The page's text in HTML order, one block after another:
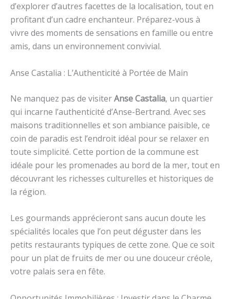
d’explorer d’autres facettes de la localisation, tout en
profitant d’un cadre enchanteur. Préparez-vous à
vivre des moments de sensations en famille ou entre
amis, dans un environnement convivial.
Anse Castalia : L’Authenticité à Portée de Main
Ne manquez pas de visiterAnse Castalia, un quartier
qui incarne l’authenticité d’Anse-Bertrand. Avec ses
maisons traditionnelles et son ambiance paisible, ce
coin de paradis est l’endroit idéal pour se relaxer en
toute simplicité. Cette portion de la commune est
idéale pour les promenades au bord de la mer, tout en
découvrant les richesses culturelles et historiques de
la région.
Les gourmands apprécieront sans aucun doute les
spécialités locales que l’on peut déguster dans les
petits restaurants typiques de cette zone. Que ce soit
pour un plat de fruits de mer ou une douceur créole,
votre palais sera en fête.